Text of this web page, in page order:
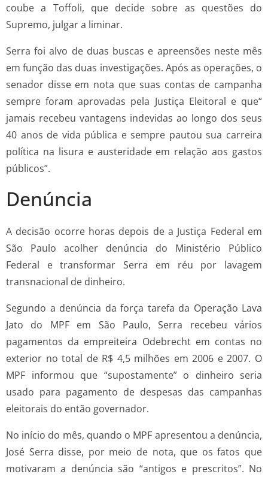
coube a Toffoli, que decide sobre as questões do
Supremo, julgar a liminar.
Serra foi alvo de duas buscas e apreensões neste mês
em função das duas investigações. Após as operações, o
senador disse em nota que suas contas de campanha
sempre foram aprovadas pela Justiça Eleitoral e que“
jamais recebeu vantagens indevidas ao longo dos seus
40 anos de vida pública e sempre pautou sua carreira
política na lisura e austeridade em relação aos gastos
públicos”.
Denúncia
A decisão ocorre horas depois de a Justiça Federal em
São Paulo acolher denúncia do Ministério Público
Federal e transformar Serra em réu por lavagem
transnacional de dinheiro.
Segundo a denúncia da força tarefa da Operação Lava
Jato do MPF em São Paulo, Serra recebeu vários
pagamentos da empreiteira Odebrecht em contas no
exterior no total de R$ 4,5 milhões em 2006 e 2007. O
MPF informou que “supostamente” o dinheiro seria
usado para pagamento de despesas das campanhas
eleitorais do então governador.
No início do mês, quando o MPF apresentou a denúncia,
José Serra disse, por meio de nota, que os fatos que
motivaram a denúncia são “antigos e prescritos”. No